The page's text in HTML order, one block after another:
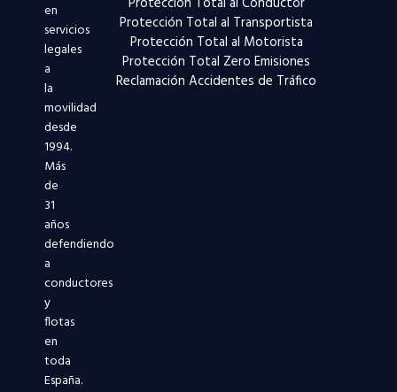
en
servicios
legales
a
la
movilidad
desde
1994.
Más
de
31
años
defendiendo
a
conductores
y
flotas
en
toda
España.
Protección Total al Transportista
Protección Total al Motorista
Protección Total Zero Emisiones
Reclamación Accidentes de Tráfico